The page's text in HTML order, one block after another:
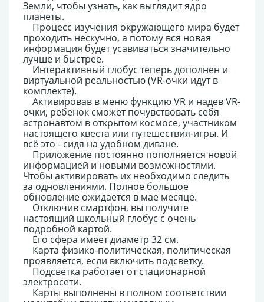
Земли, чтобы узнать, как выглядит ядро
планеты.
Процесс изучения окружающего мира будет
проходить нескучно, а потому вся новая
информация будет усавиваться значительно
лучше и быстрее.
Интерактивный глобус теперь дополнен и
виртуальной реальностью (VR-очки идут в
комплекте).
Активировав в меню функцию VR и надев VR-
очки, ребенок сможет почувствовать себя
астронавтом в открытом космосе, участником
настоящего квеста или путешествия-игры. И
всё это - сидя на удобном диване.
Приложение постоянно пополняется новой
информацией и новыми возможностями.
Чтобы активировать их необходимо следить
за одновлениями. Полное большое
обновление ожидается в мае месяце.
Отключив смартфон, вы получите
настоящий школьный глобус с очень
подробной картой.
Его сфера имеет диаметр 32 см.
Карта физико-политическая, политическая
проявляется, если включить подсветку.
Подсветка работает от стационарной
электросети.
Карты выполнены в полном соответствии